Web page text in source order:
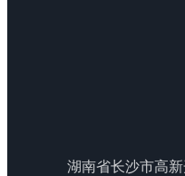
湖南省长沙市高